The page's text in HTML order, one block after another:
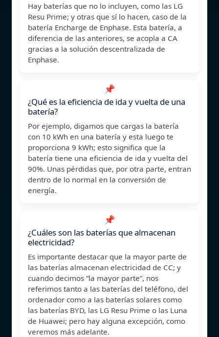
Hay baterías que no lo incluyen, como las LG
Resu Prime; y otras que sí lo hacen, caso de la
batería Encharge de Enphase. Esta batería, a
diferencia de las anteriores, se acopla a CA
gracias a la solución descentralizada de
Enphase.
📌
¿Qué es la eficiencia de ida y vuelta de una
batería?
Por ejemplo, digamos que cargas la batería
con 10 kWh en una batería y esta luego te
proporciona 9 kWh; esto significa que la
batería tiene una eficiencia de ida y vuelta del
90%. Unas pérdidas que, por otra parte, entran
dentro de lo normal en la conversión de
energía.
📌
¿Cuáles son las baterías que almacenan
electricidad?
Es importante destacar que la mayor parte de
las baterías almacenan electricidad de CC; y
cuando decimos “la mayor parte”, nos
referimos tanto a las baterías del teléfono, del
ordenador como a las baterías solares como
las baterías BYD, las LG Resu Prime o las Luna
de Huawei; pero hay alguna excepción, como
veremos más adelante.